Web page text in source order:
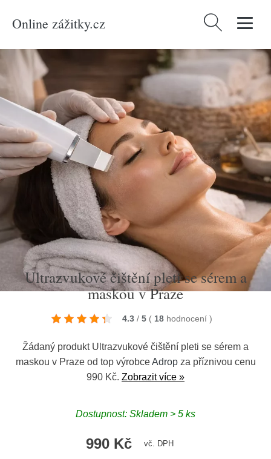
Online zážitky.cz Vyhledávání
Domů Relaxace a masáže/Kosmetické ošetření
Ultrazvukové čištění pleti se sérem a maskou v Praze
Ultrazvukové čištění pleti se sérem a
maskou v Praze
4.3 / 5 ( 18 hodnocení )
Žádaný produkt Ultrazvukové čištění pleti se sérem a
maskou v Praze od top výrobceAdropza příznivou cenu
990 Kč. Zobrazit více »
Dostupnost: Skladem > 5 ks
990 Kč vč. DPH